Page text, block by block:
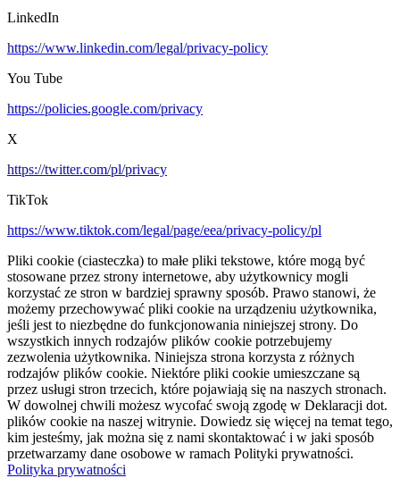
LinkedIn
https://www.linkedin.com/legal/privacy-policy
You Tube
https://policies.google.com/privacy
X
https://twitter.com/pl/privacy
TikTok
https://www.tiktok.com/legal/page/eea/privacy-policy/pl
Pliki cookie (ciasteczka) to małe pliki tekstowe, które mogą być
stosowane przez strony internetowe, aby użytkownicy mogli
korzystać ze stron w bardziej sprawny sposób. Prawo stanowi, że
możemy przechowywać pliki cookie na urządzeniu użytkownika,
jeśli jest to niezbędne do funkcjonowania niniejszej strony. Do
wszystkich innych rodzajów plików cookie potrzebujemy
zezwolenia użytkownika. Niniejsza strona korzysta z różnych
rodzajów plików cookie. Niektóre pliki cookie umieszczane są
przez usługi stron trzecich, które pojawiają się na naszych stronach.
W dowolnej chwili możesz wycofać swoją zgodę w Deklaracji dot.
plików cookie na naszej witrynie. Dowiedz się więcej na temat tego,
kim jesteśmy, jak można się z nami skontaktować i w jaki sposób
przetwarzamy dane osobowe w ramach Polityki prywatności.
Polityka prywatności